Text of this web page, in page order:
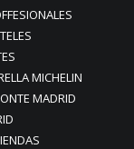
MICHELIN
MADRID